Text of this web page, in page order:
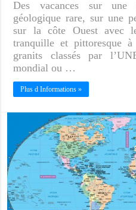
Des vacances sur une
géologique rare, sur une
sur la côte Ouest avec
tranquille et pittoresque
granits classés par
mondial ou …
Plus d Informations »